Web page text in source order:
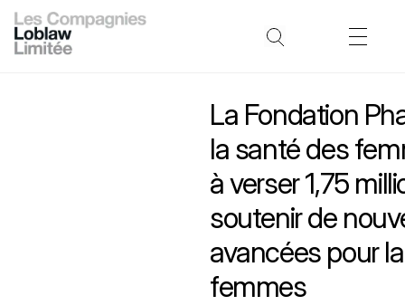
La Fondation
la santé des
à verser 1,75
soutenir de
avancées pour
femmes